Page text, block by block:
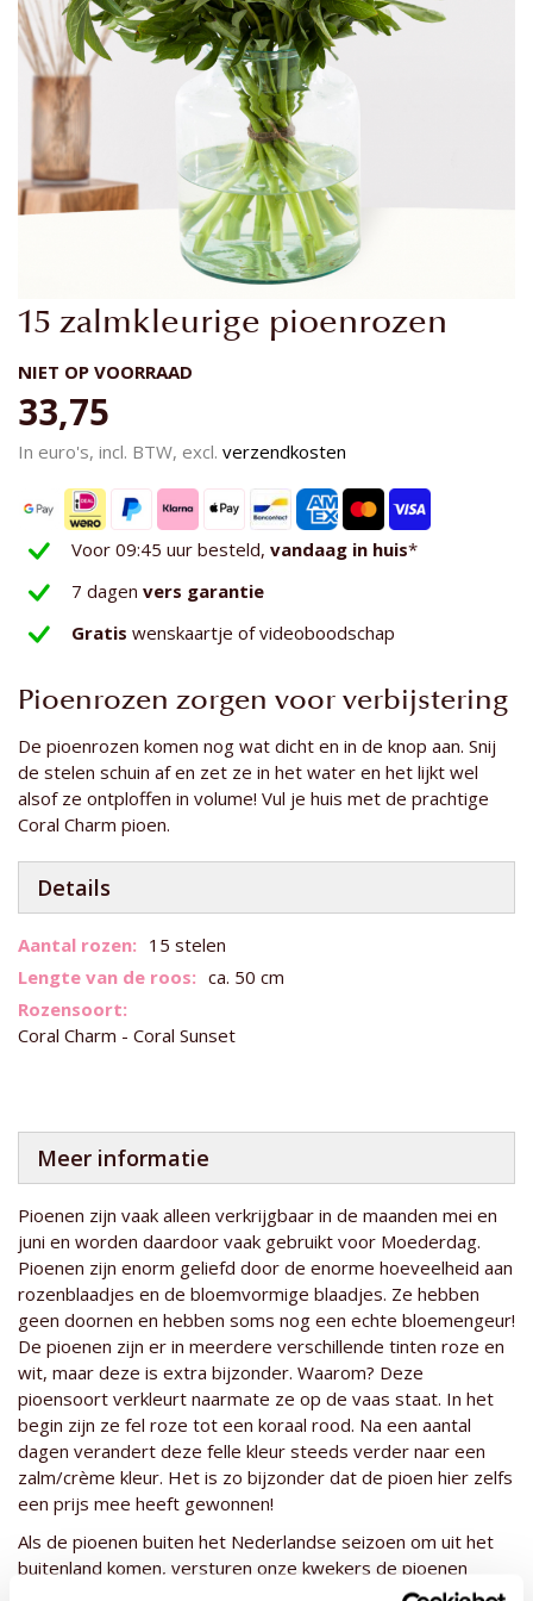
15 zalmkleurige pioenrozen
NIET OP VOORRAAD
33,75
In euro's, incl. BTW, excl. verzendkosten
Voor 09:45 uur besteld, vandaag in huis*
7 dagen vers garantie
Gratis wenskaartje of videoboodschap
Pioenrozen zorgen voor verbijstering
De pioenrozen komen nog wat dicht en in de knop aan. Snij
de stelen schuin af en zet ze in het water en het lijkt wel
alsof ze ontploffen in volume! Vul je huis met de prachtige
Coral Charm pioen.
Details
Meer
informatie
15 stelen
ca. 50 cm
Coral Charm - Coral Sunset
Meer informatie
Pioenen zijn vaak alleen verkrijgbaar in de maanden mei en
juni en worden daardoor vaak gebruikt voor Moederdag.
Pioenen zijn enorm geliefd door de enorme hoeveelheid aan
rozenblaadjes en de bloemvormige blaadjes. Ze hebben
geen doornen en hebben soms nog een echte bloemengeur!
De pioenen zijn er in meerdere verschillende tinten roze en
wit, maar deze is extra bijzonder. Waarom? Deze
pioensoort verkleurt naarmate ze op de vaas staat. In het
begin zijn ze fel roze tot een koraal rood. Na een aantal
dagen verandert deze felle kleur steeds verder naar een
zalm/crème kleur. Het is zo bijzonder dat de pioen hier zelfs
een prijs mee heeft gewonnen!
Als de pioenen buiten het Nederlandse seizoen om uit het
buitenland komen, versturen onze kwekers de pioenen
droog om te voorkomen dat ze beschadigen. Wel dienen de
Ga
naar
het
van
de
afbeeldingen-
gallerij